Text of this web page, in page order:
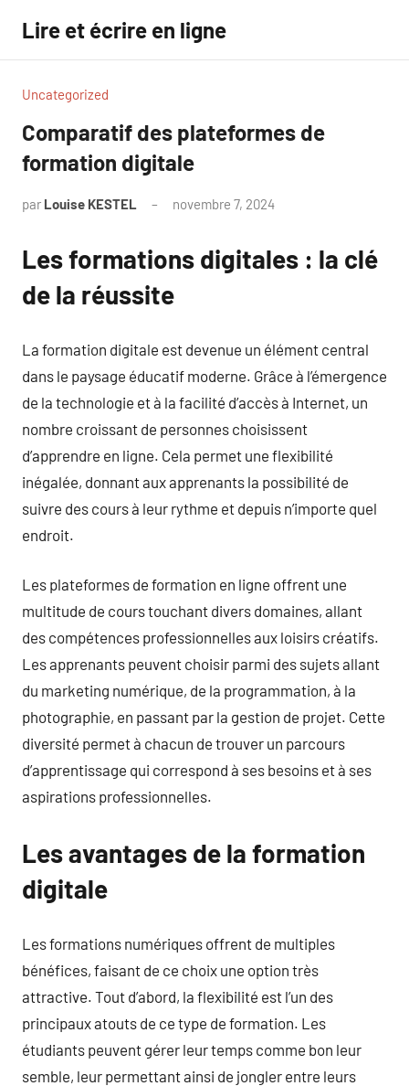
contenu
Lire et écrire en ligne
Uncategorized
Comparatif des plateformes de
formation digitale
par Louise KESTEL novembre 7, 2024
Les formations digitales : la clé
de la réussite
La formation digitale est devenue un élément central
dans le paysage éducatif moderne. Grâce à l’émergence
de la technologie et à la facilité d’accès à Internet, un
nombre croissant de personnes choisissent
d’apprendre en ligne. Cela permet une flexibilité
inégalée, donnant aux apprenants la possibilité de
suivre des cours à leur rythme et depuis n’importe quel
endroit.
Les plateformes de formation en ligne offrent une
multitude de cours touchant divers domaines, allant
des compétences professionnelles aux loisirs créatifs.
Les apprenants peuvent choisir parmi des sujets allant
du marketing numérique, de la programmation, à la
photographie, en passant par la gestion de projet. Cette
diversité permet à chacun de trouver un parcours
d’apprentissage qui correspond à ses besoins et à ses
aspirations professionnelles.
Les avantages de la formation
digitale
Les formations numériques offrent de multiples
bénéfices, faisant de ce choix une option très
attractive. Tout d’abord, la flexibilité est l’un des
principaux atouts de ce type de formation. Les
étudiants peuvent gérer leur temps comme bon leur
semble, leur permettant ainsi de jongler entre leurs